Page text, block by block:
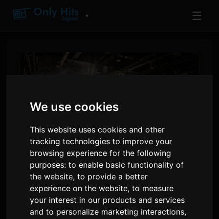
We use cookies
This website uses cookies and other
tracking technologies to improve your
browsing experience for the following
purposes:to enable basic functionality of
the website,to provide a better
experience on the website,to measure
your interest in our products and services
and to personalize marketing interactions,
▼ ☰
ReoNa nastupa na AFA
Tajland 2026, najavljuje novi
singl